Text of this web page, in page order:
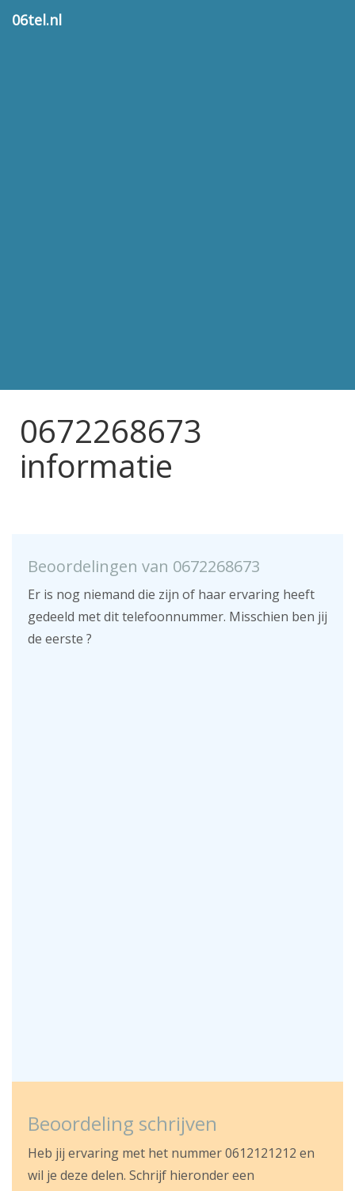
06tel.nl
0672268673
informatie
Beoordelingen van 0672268673
Er is nog niemand die zijn of haar ervaring heeft
gedeeld met dit telefoonnummer. Misschien ben jij
de eerste ?
Beoordeling schrijven
Heb jij ervaring met het nummer 0612121212 en
wil je deze delen. Schrijf hieronder een